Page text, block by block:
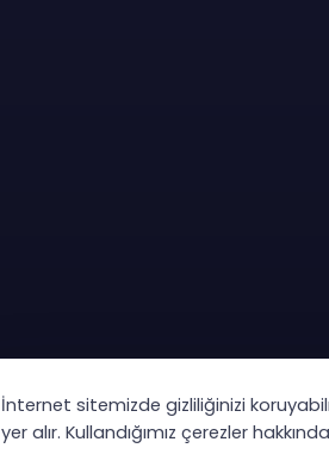
İnternet sitemizde gizliliğinizi
yer alır. Kullandığımız çerezler